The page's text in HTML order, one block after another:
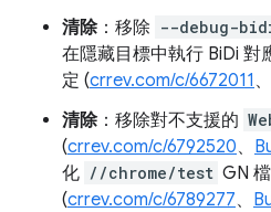
清除：移除 --debug-
在隱藏目標中執行 BiDi 對
定 (crrev.com/c/6672011 、
清除：移除對不支援的
(crrev.com/c/6792520、
化 //chrome/test GN
(crrev.com/c/6789277、